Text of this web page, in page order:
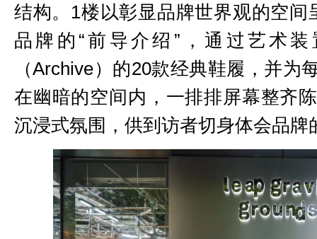
结构。1楼以彰显品牌世界观的空
品牌的“前导介绍”，通过艺术
（Archive）的20款经典鞋履，并为
在幽暗的空间内，一排排屏幕整齐
沉浸式氛围，供到访者切身体会品牌